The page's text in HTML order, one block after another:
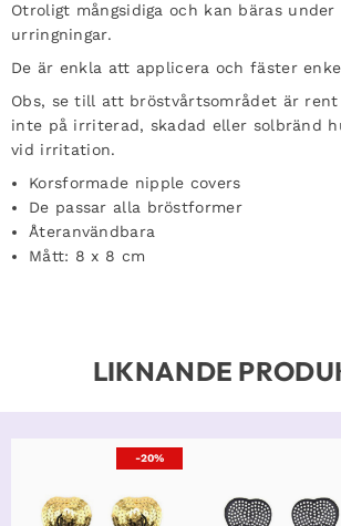
Otroligt mångsidiga och kan bäras
urringningar.
De är enkla att applicera och fäster
Obs, se till att bröstvårtsområdet är
inte på irriterad, skadad eller solbränd
vid irritation.
Korsformade nipple covers
De passar alla bröstformer
Återanvändbara
Mått: 8 x 8 cm
LIKNANDE
-20%